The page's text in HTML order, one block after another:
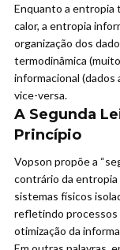
Enquanto a entropia
calor, a entropia
organização dos
termodinâmica
informacional (dados
vice-versa.
A Segunda
Princípio
Vopson propõe a
contrário da entropia
sistemas físicos
refletindo processos
otimização da